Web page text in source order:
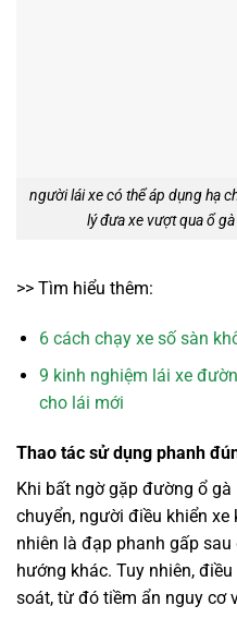
người lái xe có thể áp dụng hạ
lý đưa xe vượt qua ổ
>> Tìm hiểu thêm:
6 cách chạy xe số sàn
9 kinh nghiệm lái xe
cho lái mới
Thao tác sử dụng phanh
Khi bất ngờ gặp đường ổ
chuyển, người điều khiển
nhiên là đạp phanh gấp
hướng khác. Tuy nhiên,
soát, từ đó tiềm ẩn nguy cơ